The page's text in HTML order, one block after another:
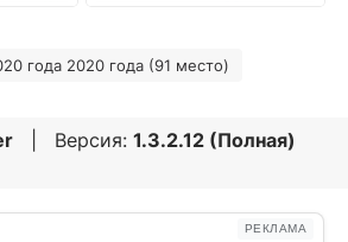
года 2020 года (91 место)
| Версия: 1.3.2.12 (Полная)
РЕКЛАМА